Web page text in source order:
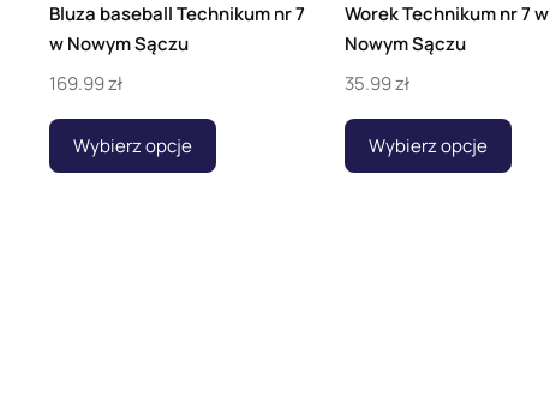
Bluza baseball Technikum nr 7
w Nowym Sączu
169.99zł
Wybierz opcje
Worek Technikum nr 7 w
Nowym Sączu
35.99zł
Wybierz opcje